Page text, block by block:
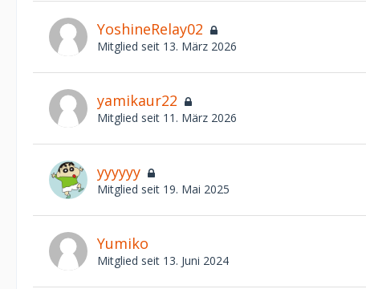
YoshineRelay02
Mitglied seit 13. März 2026
yamikaur22
Mitglied seit 11. März 2026
yyyyyy
Mitglied seit 19. Mai 2025
Yumiko
Mitglied seit 13. Juni 2024